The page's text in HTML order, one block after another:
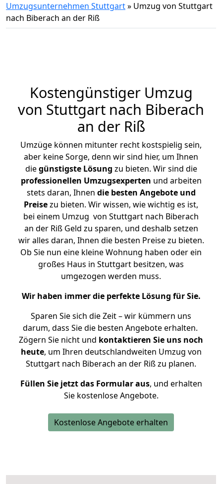
Umzugsunternehmen Stuttgart» Umzug von Stuttgart
nach Biberach an der Riß
Kostengünstiger Umzug
von Stuttgart nach Biberach
an der Riß
Umzüge können mitunter recht kostspielig sein,
aber keine Sorge, denn wir sind hier, um Ihnen
diegünstigste Lösung zu bieten. Wir sind die
professionellen Umzugsexperten und arbeiten
stets daran, Ihnen die besten Angebote und
Preisezu bieten. Wir wissen, wie wichtig es ist,
bei einem Umzug von Stuttgart nach Biberach
an der Riß Geld zu sparen, und deshalb setzen
wir alles daran, Ihnen die besten Preise zu bieten.
Ob Sie nun eine kleine Wohnung haben oder ein
großes Haus in Stuttgart besitzen, was
umgezogen werden muss.
Wir haben immer die perfekte Lösung für Sie.
Sparen Sie sich die Zeit – wir kümmern uns
darum, dass Sie die besten Angebote erhalten.
Zögern Sie nicht und kontaktieren Sie uns noch
heute, um Ihren deutschlandweiten Umzug von
Stuttgart nach Biberach an der Riß zu planen.
Füllen Sie jetzt das Formular aus, und erhalten
Sie kostenlose Angebote.
Kostenlose Angebote erhalten